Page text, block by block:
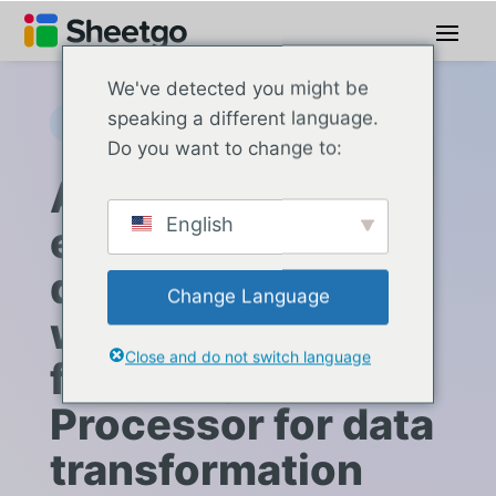
Sheetgo Automations
Automatiza tu
espacio de trabajo
de Google
with Sheetgo —
featuring the AI
Processor for data
transformation
We've detected you might be
speaking a different language.
Do you want to change to:
English
Change Language
Close and do not switch language